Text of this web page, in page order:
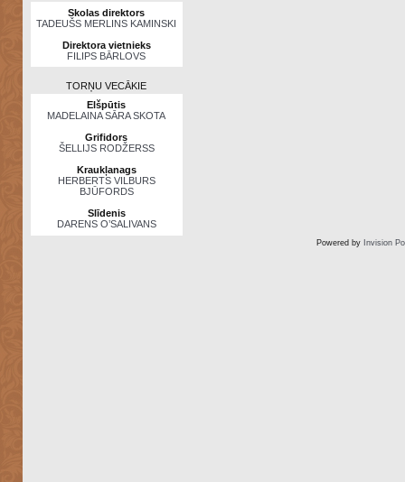
Skolas direktors
TADEUŠS MERLINS KAMINSKI
Direktora vietnieks
FILIPS BĀRLOVS
TORŅU VECĀKIE
Elšpūtis
MADELAINA SĀRA SKOTA
Grifidors
ŠELLIJS RODŽERSS
Kraukļanags
HERBERTS VILBURS
BJŪFORDS
Slīdenis
DARENS O’SALIVANS
Powered by Invision